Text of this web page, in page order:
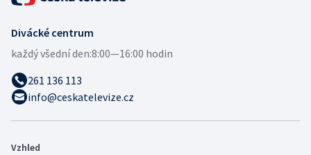
Divácké centrum
každý všední den:8:00—16:00 hodin
261 136 113
info@ceskatelevize.cz
Vzhled